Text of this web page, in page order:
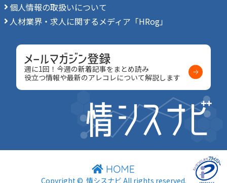
個人情報の取扱いについて
人材業界・求人に関するメディア「HRog」
週に1回！今週の新着記事をまとめ読み
役立つ情報や最新のアレコレについて解説します
Copyright © 情シスナビ All rights reserved.